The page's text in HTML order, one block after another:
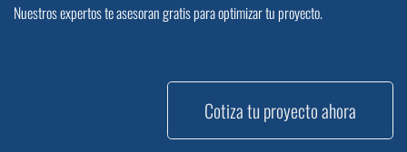
Nuestros expertos te asesoran gratis para optimizar tu proyecto.
Cotiza tu proyecto ahora